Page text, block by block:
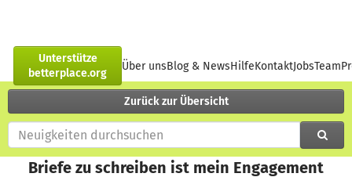
Unterstütze
betterplace.org
Über unsBlog & NewsHilfeKontaktJobsTeam
Zurück zur Übersicht
Briefe zu schreiben ist mein Engagement